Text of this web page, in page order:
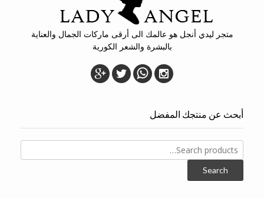
متجر ليدي أنجل هو عالمك الى أرقى ماركات الجمال والعناية
بالبشرة والشعر الكورية
أبحث عن منتجك المفضل
Search
for:
Search